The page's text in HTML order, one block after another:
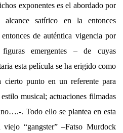
exponentes es el abordado por
alcance satírico en la entonces
de auténtica vigencia por
emergentes – de cuyas
esta película se ha erigido como
cierto punto en un referente para
musical; actuaciones filmadas
. Todo ello se plantea en esta
“gangster” –Fatso Murdock